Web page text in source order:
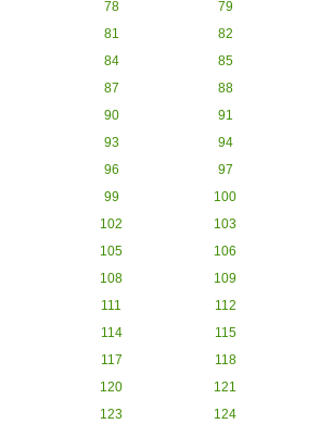
78
79
81
82
84
85
87
88
90
91
93
94
96
97
99
100
102
103
105
106
108
109
111
112
114
115
117
118
120
121
123
124